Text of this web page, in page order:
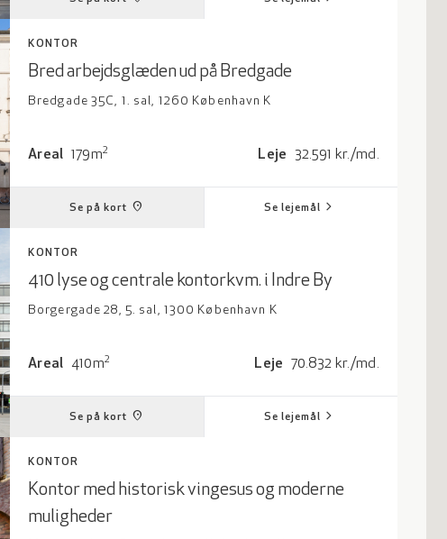
KONTOR
Bred arbejdsglæden ud på Bredgade
Bredgade 35C, 1. sal, 1260 København K
Areal: 179 kvadrat meter
Areal 179m2 Leje: 32591 kroner per måned
Leje 32.591 kr./md.
Se på kort place Se lejemål chevron_right
KONTOR
410 lyse og centrale kontorkvm. i Indre By
Borgergade 28, 5. sal, 1300 København K
Areal: 410 kvadrat meter
Areal 410m2 Leje: 70832 kroner per måned
Leje 70.832 kr./md.
Se på kort place Se lejemål chevron_right
KONTOR
Kontor med historisk vingesus og moderne
muligheder